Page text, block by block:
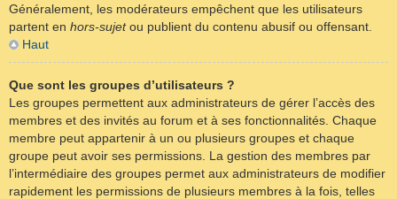
Généralement, les modérateurs empêchent que les utilisateurs
partent en hors-sujetou publient du contenu abusif ou offensant.
Haut
Que sont les groupes d’utilisateurs ?
Les groupes permettent aux administrateurs de gérer l’accès des
membres et des invités au forum et à ses fonctionnalités. Chaque
membre peut appartenir à un ou plusieurs groupes et chaque
groupe peut avoir ses permissions. La gestion des membres par
l’intermédiaire des groupes permet aux administrateurs de modifier
rapidement les permissions de plusieurs membres à la fois, telles